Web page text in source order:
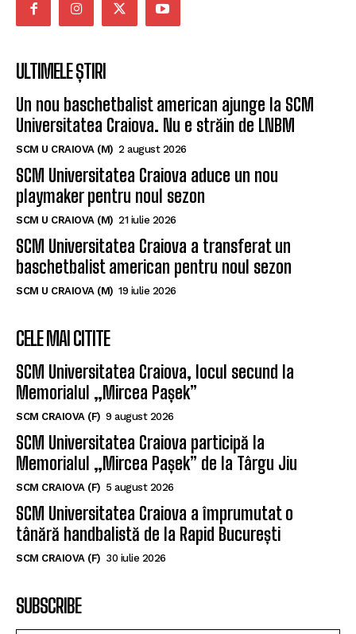
ULTIMELE ȘTIRI
Un nou baschetbalist american ajunge la SCM
Universitatea Craiova. Nu e străin de LNBM
SCM U CRAIOVA (M) 2 august 2026
SCM Universitatea Craiova aduce un nou
playmaker pentru noul sezon
SCM U CRAIOVA (M) 21 iulie 2026
SCM Universitatea Craiova a transferat un
baschetbalist american pentru noul sezon
SCM U CRAIOVA (M) 19 iulie 2026
CELE MAI CITITE
SCM Universitatea Craiova, locul secund la
Memorialul „Mircea Pașek”
SCM CRAIOVA (F) 9 august 2026
SCM Universitatea Craiova participă la
Memorialul „Mircea Pașek” de la Târgu Jiu
SCM CRAIOVA (F) 5 august 2026
SCM Universitatea Craiova a împrumutat o
tânără handbalistă de la Rapid București
SCM CRAIOVA (F) 30 iulie 2026
SUBSCRIBE